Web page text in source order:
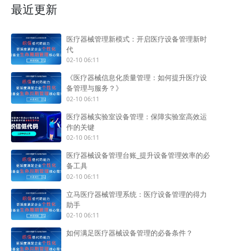
最近更新
医疗器械管理新模式：开启医疗设备管理新时
代
02-10 06:11
《医疗器械信息化质量管理：如何提升医疗设
备管理与服务？》
02-10 06:11
医疗器械实验室设备管理：保障实验室高效运
作的关键
02-10 06:11
医疗器械设备管理台账_提升设备管理效率的必
备工具
02-10 06:11
立马医疗器械管理系统：医疗设备管理的得力
助手
02-10 06:11
如何满足医疗器械设备管理的必备条件？